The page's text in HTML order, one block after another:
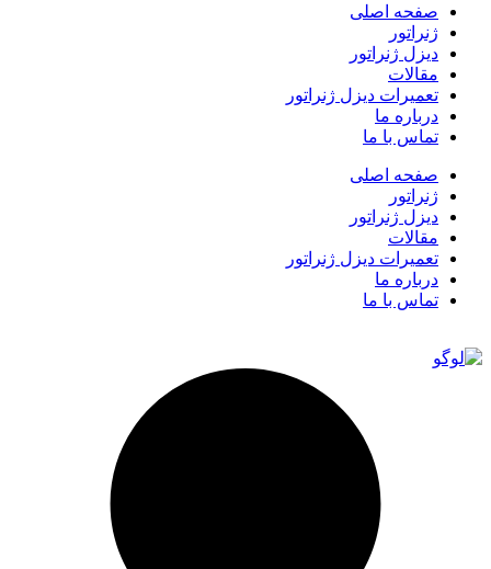
صفحه اصلی
ژنراتور
دیزل ژنراتور
مقالات
تعمیرات دیزل ژنراتور
درباره ما
تماس با ما
صفحه اصلی
ژنراتور
دیزل ژنراتور
مقالات
تعمیرات دیزل ژنراتور
درباره ما
تماس با ما